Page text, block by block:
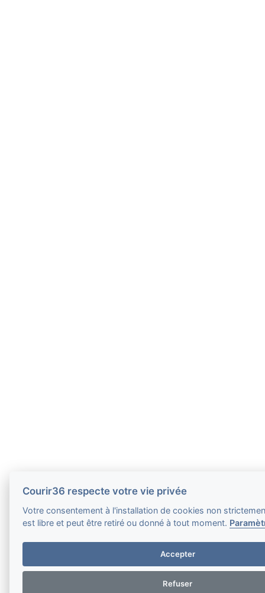
Courir36 respecte votre vie privée
Votre consentement à l'installation de cookies non
est libre et peut être retiré ou donné à tout moment.
Accepter
Refuser